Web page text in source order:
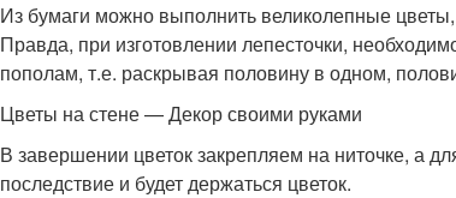
Из бумаги можно выполнить великолепные
Правда, при изготовлении лепесточки,
пополам, т.е. раскрывая половину в одном,
Цветы на стене — Декор своими руками
В завершении цветок закрепляем на ниточке, а
последствие и будет держаться цветок.